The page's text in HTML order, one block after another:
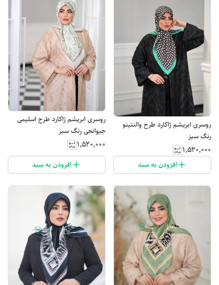
روسری ابریشم ژاکارد طرح والنتینو
رنگ سبز
۱٬۵۲۰٬۰۰۰
افزودن به سبد
روسری ابریشم ژاکارد طرح اسلیمی
جیوانجی رنگ سبز
۱٬۵۲۰٬۰۰۰
افزودن به سبد